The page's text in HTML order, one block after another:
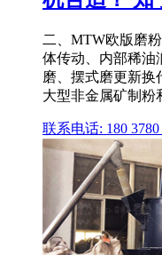
二、MTW欧版磨
体传动、内部稀油
磨、摆式磨更新换
大型非金属矿制粉
联系电话: 180 3780